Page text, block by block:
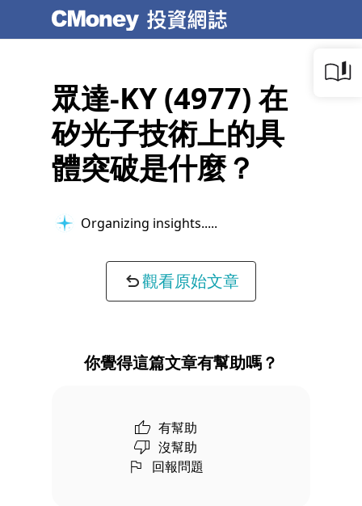
眾達-KY (4977) 在
矽光子技術上的具
體突破是什麼？
Organizing insights...
觀看原始文章
你覺得這篇文章有幫助嗎？
有幫助
沒幫助
回報問題